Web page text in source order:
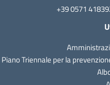
+39 0571
Piano Triennale per la